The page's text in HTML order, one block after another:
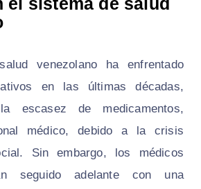
venezolano ha enfrentado
en las últimas décadas,
escasez de medicamentos,
médico, debido a la crisis
Sin embargo, los médicos
seguido adelante con una